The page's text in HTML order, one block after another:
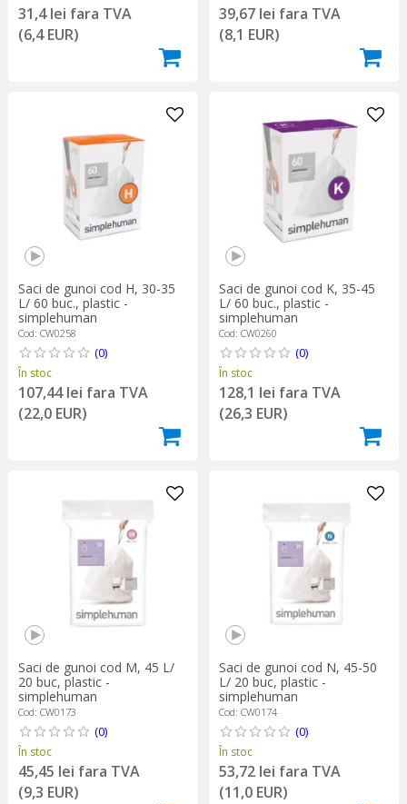
31,4 lei fara TVA
(6,4 EUR)
39,67 lei fara TVA
(8,1 EUR)
Saci de gunoi cod H, 30-35
L/ 60 buc., plastic -
simplehuman
Cod: CW0258
(0)
În stoc
107,44 lei fara TVA
(22,0 EUR)
Saci de gunoi cod K, 35-45
L/ 60 buc., plastic -
simplehuman
Cod: CW0260
(0)
În stoc
128,1 lei fara TVA
(26,3 EUR)
Saci de gunoi cod M, 45 L/
20 buc, plastic -
simplehuman
Cod: CW0173
(0)
În stoc
45,45 lei fara TVA
(9,3 EUR)
Saci de gunoi cod N, 45-50
L/ 20 buc, plastic -
simplehuman
Cod: CW0174
(0)
În stoc
53,72 lei fara TVA
(11,0 EUR)